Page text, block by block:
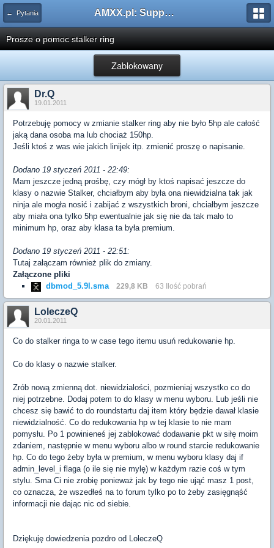
← Pytania AMXX.pl: Support AMX Mod X i SourceMod
Prosze o pomoc stalker ring
Zablokowany
Dr.Q
19.01.2011
Potrzebuję pomocy w zmianie stalker ring aby nie było 5hp ale całość
jaką dana osoba ma lub chociaż 150hp.
Jeśli ktoś z was wie jakich linijek itp. zmienić proszę o napisanie.
Dodano 19 styczeń 2011 - 22:49:
Mam jeszcze jedną prośbę, czy mógł by ktoś napisać jeszcze do
klasy o nazwie Stalker, chciałbym aby była ona niewidzialna tak jak
ninja ale mogła nosić i zabijać z wszystkich broni, chciałbym jeszcze
aby miała ona tylko 5hp ewentualnie jak się nie da tak mało to
minimum hp, oraz aby klasa ta była premium.
Dodano 19 styczeń 2011 - 22:51:
Tutaj załączam również plik do zmiany.
Załączone pliki
dbmod_5.9l.sma
229,8 KB 63 Ilość pobrań
LoleczeQ
20.01.2011
Co do stalker ringa to w case tego itemu usuń redukowanie hp.
Co do klasy o nazwie stalker.
Zrób nową zmienną dot. niewidzialości, pozmieniaj wszystko co do
niej potrzebne. Dodaj potem to do klasy w menu wyboru. Lub jeśli nie
chcesz się bawić to do roundstartu daj item który będzie dawał klasie
niewidzialność. Co do redukowania hp w tej klasie to nie mam
pomysłu. Po 1 powinieneś jej zablokować dodawanie pkt w siłę moim
zdaniem, następnie w menu wyboru albo w round starcie redukowanie
hp. Co do tego żeby była w premium, w menu wyboru klasy daj if
admin_level_i flaga (o ile się nie mylę) w każdym razie coś w tym
stylu. Sma Ci nie zrobię ponieważ jak by tego nie ująć masz 1 post,
co oznacza, że wszedłeś na to forum tylko po to żeby zasięgnąść
informacji nie dając nic od siebie.
Dziękuję dowiedzenia pozdro od LoleczeQ